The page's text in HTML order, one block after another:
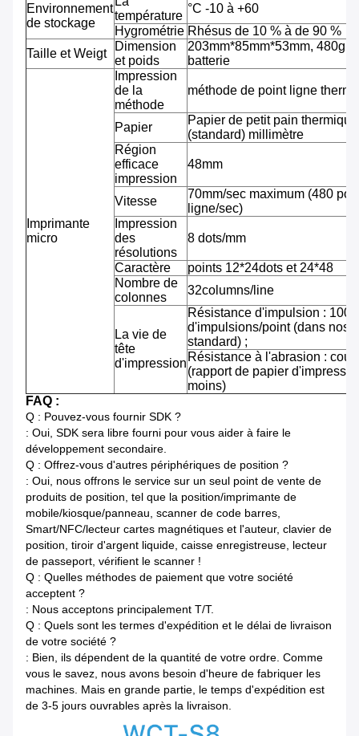
Environnement
de stockage
température
°C -10 à +60
Hygrométrie Rhésus de 10 % à de 90 %
Taille et Weigt
Dimension
et poids
203mm*85mm*53mm, 480g
batterie
Imprimante
micro
Impression
de la
méthode
méthode de point ligne
Papier
Papier de petit pain
(standard) millimètre
Région
efficace
impression
48mm
Vitesse
70mm/sec maximum (480
ligne/sec)
Impression
des
résolutions
8 dots/mm
Caractère
points 12*24dots et 24*48
Nombre de
colonnes
32columns/line
La vie de
tête
d'impression
Résistance d'impulsion : 100
d'impulsions/point (dans nos
standard) ;
Résistance à l'abrasion :
(rapport de papier
moins)
FAQ :
Q : Pouvez-vous fournir SDK ?
: Oui, SDK sera libre fourni pour vous aider à faire le
développement secondaire.
Q : Offrez-vous d'autres périphériques de position ?
: Oui, nous offrons le service sur un seul point de vente de
produits de position, tel que la position/imprimante de
mobile/kiosque/panneau, scanner de code barres,
Smart/NFC/lecteur cartes magnétiques et l'auteur, clavier de
position, tiroir d'argent liquide, caisse enregistreuse, lecteur
de passeport, vérifient le scanner !
Q : Quelles méthodes de paiement que votre société
acceptent ?
: Nous acceptons principalement T/T.
Q : Quels sont les termes d'expédition et le délai de livraison
de votre société ?
: Bien, ils dépendent de la quantité de votre ordre. Comme
vous le savez, nous avons besoin d'heure de fabriquer les
machines. Mais en grande partie, le temps d'expédition est
de 3-5 jours ouvrables après la livraison.